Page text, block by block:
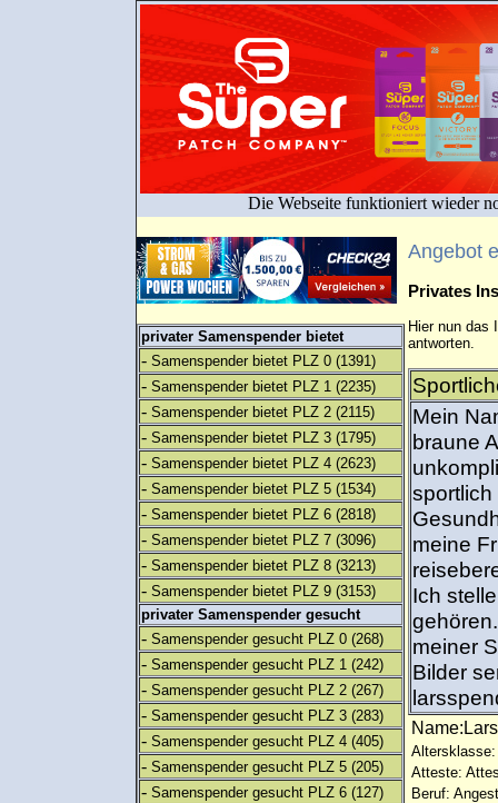
Die Webseite funktioniert wieder
privater Samenspender bietet
- Samenspender bietet PLZ 0 (1391)
- Samenspender bietet PLZ 1 (2235)
- Samenspender bietet PLZ 2 (2115)
- Samenspender bietet PLZ 3 (1795)
- Samenspender bietet PLZ 4 (2623)
- Samenspender bietet PLZ 5 (1534)
- Samenspender bietet PLZ 6 (2818)
- Samenspender bietet PLZ 7 (3096)
- Samenspender bietet PLZ 8 (3213)
- Samenspender bietet PLZ 9 (3153)
privater Samenspender gesucht
- Samenspender gesucht PLZ 0 (268)
- Samenspender gesucht PLZ 1 (242)
- Samenspender gesucht PLZ 2 (267)
- Samenspender gesucht PLZ 3 (283)
- Samenspender gesucht PLZ 4 (405)
- Samenspender gesucht PLZ 5 (205)
- Samenspender gesucht PLZ 6 (127)
Angebot
Privates
Hier nun das
antworten.
Mein
braune
meine
Ich
meiner
Bilder
Altersklasse:
Atteste:
Beruf: